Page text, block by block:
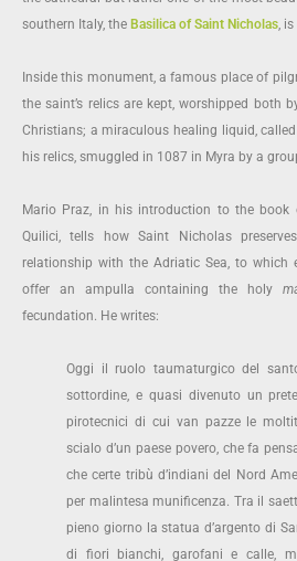
southern Italy, the Basilica of Saint Nicholas,
Inside this monument, a famous place of
the saint’s relics are kept, worshipped both
Christians; a miraculous healing liquid, called
his relics, smuggled in 1087 in Myra by a
Mario Praz, in his introduction to the
Quilici, tells how Saint Nicholas
relationship with the Adriatic Sea, to which
offer an ampulla containing the holy
fecundation. He writes:
Oggi il ruolo taumaturgico del
sottordine, e quasi divenuto un
pirotecnici di cui van pazze le
scialo d’un paese povero, che fa
che certe tribù d’indiani del Nord
per malintesa munificenza. Tra il
pieno giorno la statua d’argento di
di fiori bianchi, garofani e calle,